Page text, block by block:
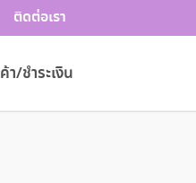
ติดต่อเรา
/ชำระเงิน